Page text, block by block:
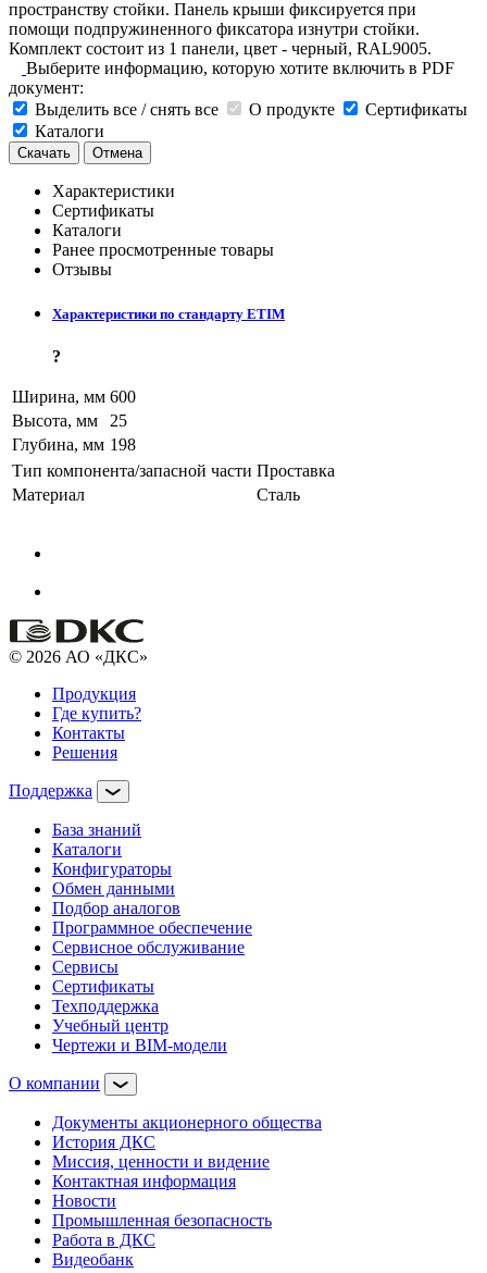
пространству стойки. Панель крыши фиксируется при
помощи подпружиненного фиксатора изнутри стойки.
Комплект состоит из 1 панели, цвет - черный, RAL9005.
Выберите информацию, которую хотите включить в PDF
документ:
Выделить все / снять все
О продукте
Сертификаты
Каталоги
Скачать Отмена
Характеристики
Сертификаты
Каталоги
Ранее просмотренные товары
Отзывы
Характеристики по стандарту ETIM
?
Ширина, мм 600
Высота, мм
25
Глубина, мм 198
Тип компонента/запасной части Проставка
Материал
Сталь
© 2026 АО «ДКС»
Продукция
Где купить?
Контакты
Решения
Поддержка
База знаний
Каталоги
Конфигураторы
Обмен данными
Подбор аналогов
Программное обеспечение
Сервисное обслуживание
Сервисы
Сертификаты
Техподдержка
Учебный центр
Чертежи и BIM-модели
О компании
Документы акционерного общества
История ДКС
Миссия, ценности и видение
Контактная информация
Новости
Промышленная безопасность
Работа в ДКС
Видеобанк